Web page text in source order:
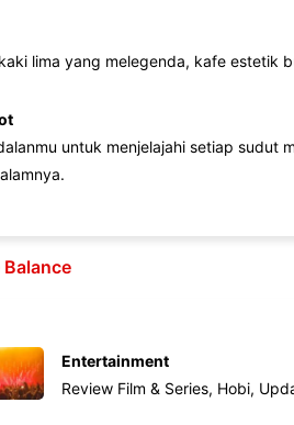
lima yang melegenda, kafe estetik
untuk menjelajahi setiap sudut
Balance
Entertainment
Review Film & Series, Hobi,